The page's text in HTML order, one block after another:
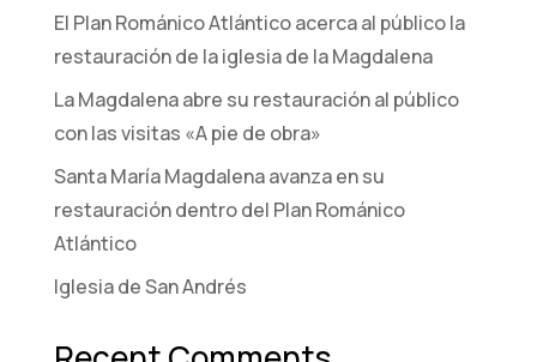
El Plan Románico Atlántico acerca al público la
restauración de la iglesia de la Magdalena
La Magdalena abre su restauración al público
con las visitas «A pie de obra»
Santa María Magdalena avanza en su
restauración dentro del Plan Románico
Atlántico
Iglesia de San Andrés